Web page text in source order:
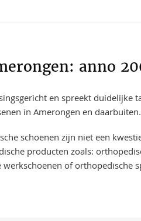
anno
en spreekt duidelijke
in Amerongen en daarbuiten.
schoenen zijn niet een
producten zoals:
of orthopedische